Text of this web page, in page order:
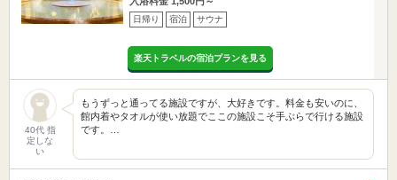
日帰り 宿泊 サウナ
楽天トラベルの宿泊プランを見る
40代 指
定しな
い
もうずっと通ってる施設ですが、大好きです。料金も安いのに、
館内着やタオルが使い放題でここの施設こそ手ぶらで行ける施設
です。…